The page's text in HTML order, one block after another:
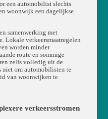
een automobilist slechts
woonwijk een dagelijkse
samenwerking met
Lokale verkeersmaatregelen
worden minder
route en sommige
zelfs volledig uit de
niet om automobilisten te
van woonwijken te
verkeersstromen